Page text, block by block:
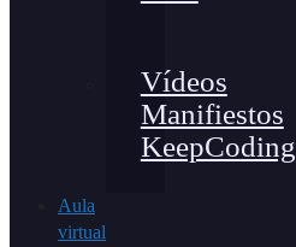
Vídeos
Manifiestos
KeepCoding
Aula
virtual